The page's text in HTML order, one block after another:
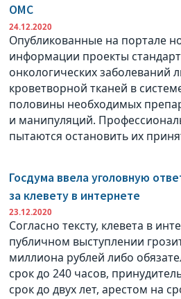
ОМС
24.12.2020
Опубликованные на портале
информации проекты
онкологических заболеваний
кроветворной тканей в
половины необходимых
и манипуляций.
пытаются остановить их
Госдума ввела уголовную
за клевету в интернете
23.12.2020
Согласно тексту, клевета в
публичном выступлении
миллиона рублей либо
срок до 240 часов,
срок до двух лет, арестом на